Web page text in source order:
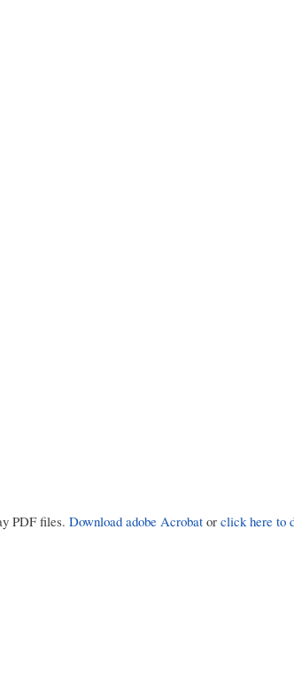
PDF files. Download adobe Acrobat or click here to